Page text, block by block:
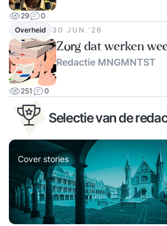
29
0
Overheid
30 JUN.‘26
Zorg dat werken
Redactie MNGMNTST
251 0
Selectie van de
Cover stories